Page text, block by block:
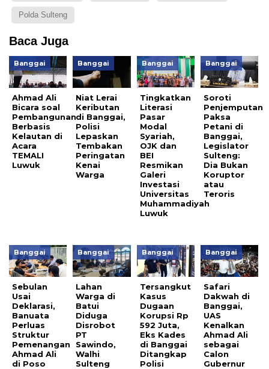
Polda Sulteng
Baca Juga
Banggai
Ahmad Ali
Bicara soal
Pembangunan
Berbasis
Kelautan di
Acara
TEMALI
Luwuk
Banggai
Niat Lerai
Keributan
di Banggai,
Polisi
Lepaskan
Tembakan
Peringatan
Kenai
Warga
Banggai
Tingkatkan
Literasi
Pasar
Modal
Syariah,
OJK dan
BEI
Resmikan
Galeri
Investasi
Universitas
Muhammadiyah
Luwuk
Banggai
Soroti
Penjemputan
Paksa
Petani di
Banggai,
Legislator
Sulteng:
Dia Bukan
Koruptor
atau
Teroris
Banggai
Sebulan
Usai
Deklarasi,
Banuata
Perluas
Struktur
Pemenangan
Ahmad Ali
di Poso
Banggai
Lahan
Warga di
Batui
Diduga
Disrobot
PT
Sawindo,
Walhi
Sulteng
Banggai
Tersangkut
Kasus
Dugaan
Korupsi Rp
592 Juta,
Eks Kades
di Banggai
Ditangkap
Polisi
Banggai
Safari
Dakwah di
Banggai,
UAS
Kenalkan
Ahmad Ali
sebagai
Calon
Gubernur